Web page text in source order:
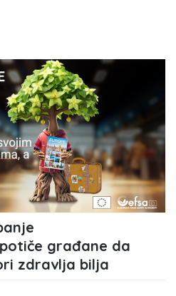
građane da
zdravlja bilja